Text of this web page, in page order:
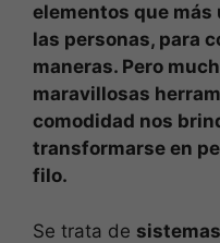
elementos que
las personas, para
maneras. Pero
maravillosas
comodidad nos
transformarse en
filo.
Se trata de